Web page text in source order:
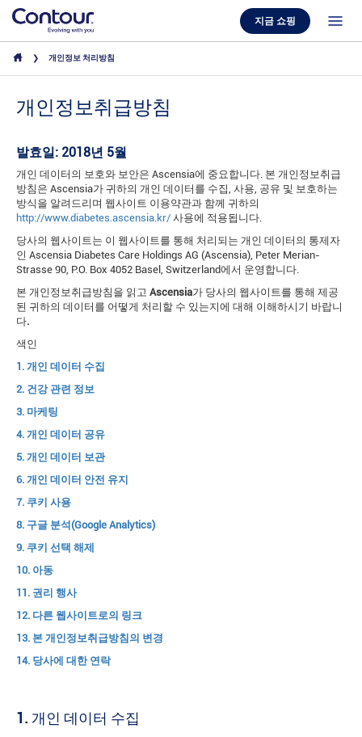
지금 쇼핑
개인정보 처리방침
개인정보취급방침
발효일: 2018년 5월
개인 데이터의 보호와 보안은 Ascensia에 중요합니다. 본 개인정보취급
방침은 Ascensia가 귀하의 개인 데이터를 수집, 사용, 공유 및 보호하는
방식을 알려드리며 웹사이트 이용약관과 함께 귀하의
http://www.diabetes.ascensia.kr/ 사용에 적용됩니다.
당사의 웹사이트는 이 웹사이트를 통해 처리되는 개인 데이터의 통제자
인 Ascensia Diabetes Care Holdings AG (Ascensia), Peter Merian-
Strasse 90, P.O. Box 4052 Basel, Switzerland에서 운영합니다.
본 개인정보취급방침을 읽고 Ascensia가 당사의 웹사이트를 통해 제공
된 귀하의 데이터를 어떻게 처리할 수 있는지에 대해 이해하시기 바랍니
다.
색인
1. 개인 데이터 수집
2. 건강 관련 정보
3. 마케팅
4. 개인 데이터 공유
5. 개인 데이터 보관
6. 개인 데이터 안전 유지
7. 쿠키 사용
8. 구글 분석(Google Analytics)
9. 쿠키 선택 해제
10. 아동
11. 권리 행사
12. 다른 웹사이트로의 링크
13. 본 개인정보취급방침의 변경
14. 당사에 대한 연락
1. 개인 데이터 수집